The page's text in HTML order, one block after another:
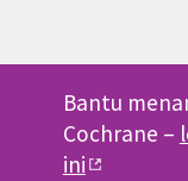
Bantu
Cochrane –
ini